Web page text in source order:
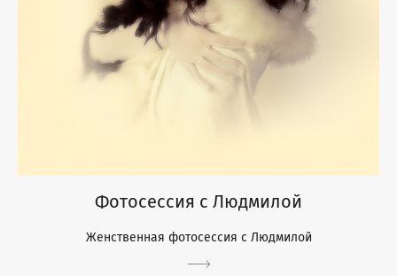
Фотосессия с Людмилой
Женственная фотосессия с Людмилой